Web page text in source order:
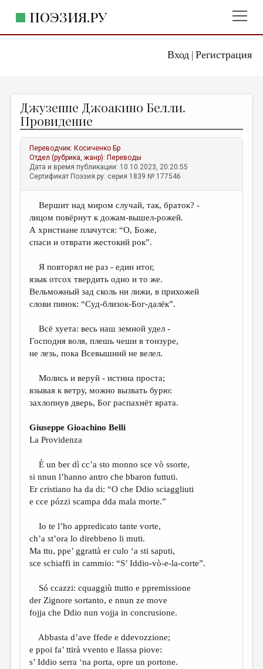
Вход| Регистрация
ПОЭЗИЯ.РУ
ЖАНРЫ
АВТОРЫ
КОММЕНТАРИИ
ЛИТСАЛОН
ПРАВИЛА САЙТА
ОТДЕЛЫ И РУБРИКИ
ДАЙДЖЕСТ
ПРОИЗВЕДЕНИЯ
КОНКУРСЫ
КНИЖНАЯ ПОЛКА
ОБЗОР ЛИТЕРАТУРЫ
СТРАНИЦЫ ПАМЯТИ
ОБЪЯВЛЕНИЯ
РЕДКОЛЛЕГИЯ
ОТ РЕДАКЦИИ
МАЛАЯ ПРОЗА
ЭССЕИСТИКА
КУЛЬТУРОВЕДЕНИЕ
ПУБЛИЦИСТИКА
РЕЦЕНЗИРОВАНИЕ
ЦИКЛЫ ПУБЛИКАЦИЙ
Джузеппе Джоакино Белли.
Провидение
Переводчик: Косиченко Бр
Отдел (рубрика, жанр): Переводы
Дата и время публикации: 10.10.2023, 20:20:55
Сертификат Поэзия.ру: серия 1839 № 177546
Вершит над миром случай, так, браток? -
лицом повёрнут к дожам-вышел-рожей.
А христиане плачутся: “О, Боже,
спаси и отврати жестокий рок”.
Я повторял не раз - един итог,
язык отсох твердить одно и то же.
Вельможный зад сколь ни лижи, в прихожей
cлови пинок: “Суд-близок-Бог-далёк”.
Всё хуета: весь наш земной удел -
Господня воля, плешь чеши в тонзуре,
не лезь, пока Всевышний не велел.
Молись и веруй - истина проста;
взывая к ветру, можно вызвать бурю:
захлопнув дверь, Бог распахнёт врата.
Giuseppe Gioachino Belli
La Providenza
È un ber dì cc’a sto monno sce vò ssorte,
si nnun l’hanno antro che bbaron futtuti.
Er cristiano ha da di: “O che Ddio sciaggliuti
e cce pózzi scampa dda mala morte.”
Io te l’ho appredicato tante vorte,
ch’a st’ora lo direbbeno li muti.
Ma ttu, ppe’ ggrattà er culo ‘a sti saputi,
sce schiaffi in cammio: “S’ Iddio-vò-e-la-corte”.
Só ccazzi: cquaggiù ttutto e ppremissione
der Zignore sortanto, e nnun ze move
fojja che Ddio nun vojja in concrusione.
Abbasta d’ave ffede e ddevozzione;
e ppoi fa’ ttirà vvento e llassa piove:
s’ Iddio serra ‘na porta, opre un portone.